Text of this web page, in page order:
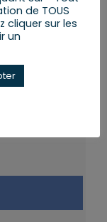
de TOUS
cliquer sur les
un